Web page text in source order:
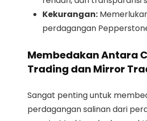
Kekurangan:
perdagangan
Membedakan Antara
Trading dan Mirror
Sangat penting untuk
perdagangan salinan dari